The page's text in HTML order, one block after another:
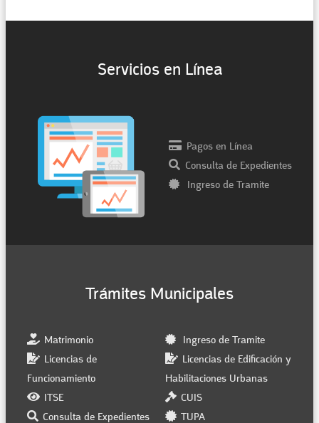
Servicios en Línea
Pagos en Línea
Consulta de Expedientes
Ingreso de Tramite
Trámites Municipales
Matrimonio
Licencias de
Funcionamiento
ITSE
Consulta de Expedientes
Ingreso de Tramite
Licencias de Edificación y
Habilitaciones Urbanas
CUIS
TUPA